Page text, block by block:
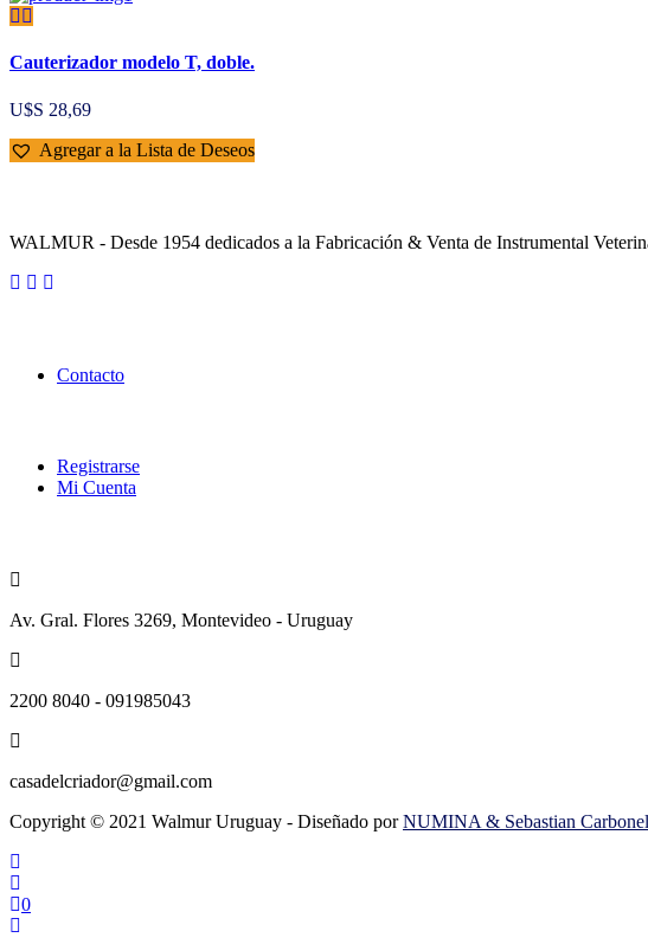
Cauterizador modelo T, doble.
U$S 28,69
Agregar a la Lista de Deseos
WALMUR - Desde 1954 dedicados a la Fabricación & Venta de Instrumental
Contacto
Registrarse
Mi Cuenta
Av. Gral. Flores 3269, Montevideo - Uruguay
2200 8040 - 091985043
casadelcriador@gmail.com
Copyright © 2021 Walmur Uruguay - Diseñado porNUMINA & Sebastian
0